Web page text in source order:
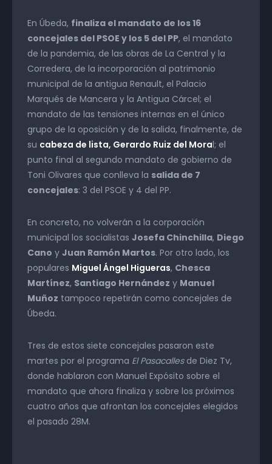
En Úbeda, finaliza el mandato de los 16
concejales del PSOE y los 5 del PP, el mandato
de la pandemia, de las obras de La Central y la
Corredera, de la incorporación al patrimonio
municipal de la antigua Renault, el Palacio
Marqués de Mancera y la Antigua Cárcel; el
mandato de las tensiones internas en el único
grupo de la oposición y de la salida, finalmente, de
su cabeza de lista, Gerardo Ruiz del Moral; el
punto final al segundo mandato de gobierno de
Toni Olivares que conlleva la salida de 7
concejales: 3 del PSOE y 4 del PP.
En concreto, no volverán a la corporación
municipal los socialistas Josefa Chinchilla, Diego
Cano y Juan Ramón Martos. Por otro lado, los
populares Miguel Ángel Higueras, Chesca
Martínez, Santiago Hernández y Manuel
Muñoz tampoco repetirán como concejales de
Úbeda.
Tres de estos siete concejales pasaron este
martes por el programa El Pasacalles de Diez Tv,
donde hablaron con Manuel Expósito sobre el
mandato que ahora finaliza y sobre los próximos
cuatro años que afrontan los concejales elegidos
el pasado 28M.